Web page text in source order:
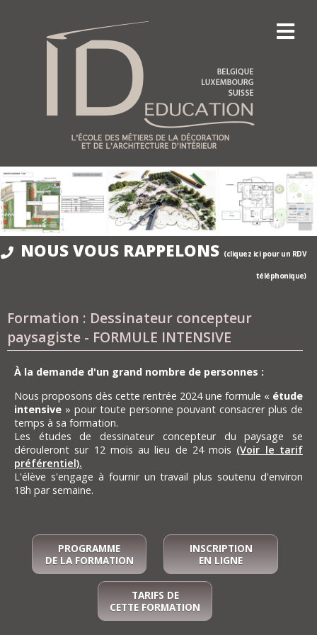
NOUS VOUS RAPPELONS (cliquez ici pour un RDV
téléphonique)
Formation : Dessinateur concepteur
paysagiste - FORMULE INTENSIVE
À la demande d'un grand nombre de personnes :
Nous proposons dès cette rentrée 2024 une formule « étude
intensive » pour toute personne pouvant consacrer plus de
temps à sa formation.
Les études de dessinateur concepteur du paysage se
dérouleront sur 12 mois au lieu de 24 mois (Voir le tarif
préférentiel).
L'élève s'engage à fournir un travail plus soutenu d'environ
18h par semaine.
PROGRAMME
DE LA FORMATION
INSCRIPTION
EN LIGNE
TARIFS DE
CETTE FORMATION